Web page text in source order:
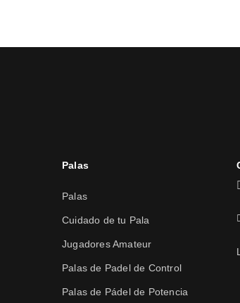
Palas
Palas
Cuidado de tu Pala
Jugadores Amateur
Palas de Padel de Control
Palas de Pádel de Potencia